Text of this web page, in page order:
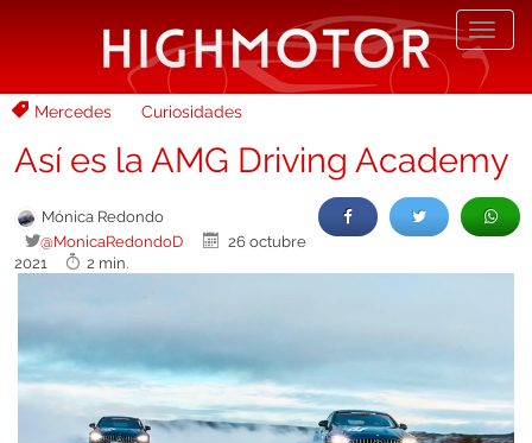
Mercedes Curiosidades
Así es la AMG Driving Academy
Mónica Redondo
@MonicaRedondoD
26 octubre
2021
2 min.